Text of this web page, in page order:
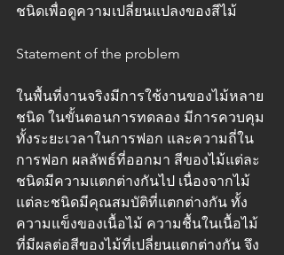
ชนิดเพื่อดูความเปลี่ยนแปลงของสีไม้
Statement of the problem
ในพื้นที่งานจริงมีการใช้งานของไม้หลาย
ชนิด ในขั้นตอนการทดลอง มีการควบคุม
ทั้งระยะเวลาในการฟอก และความถี่ใน
การฟอก ผลลัพธ์ที่ออกมา สีของไม้แต่ละ
ชนิดมีความแตกต่างกันไป เนื่องจากไม้
แต่ละชนิดมีคุณสมบัติที่แตกต่างกัน ทั้ง
ความแข็งของเนื้อไม้ ความชื้นในเนื้อไม้
ที่มีผลต่อสีของไม้ที่เปลี่ยนแตกต่างกัน จึง